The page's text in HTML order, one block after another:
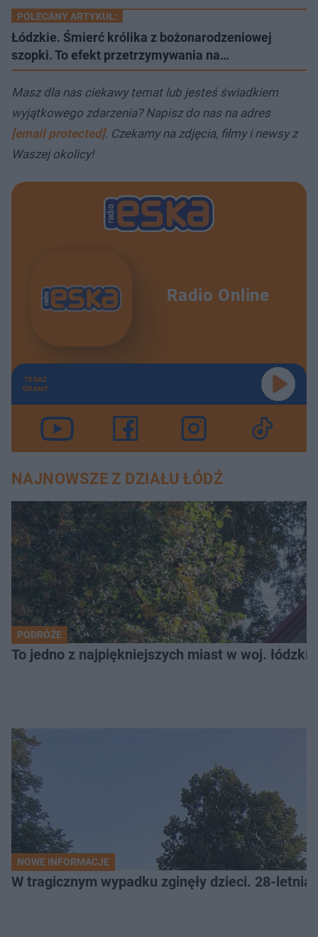
POLECANY ARTYKUŁ:
Łódzkie. Śmierć królika z bożonarodzeniowej
szopki. To efekt przetrzymywania na…
Masz dla nas ciekawy temat lub jesteś świadkiem
wyjątkowego zdarzenia? Napisz do nas na adres
[email protected]. Czekamy na zdjęcia, filmy i newsy z
Waszej okolicy!
Radio Online
TERAZ
GRAMY
NAJNOWSZE Z DZIAŁU ŁÓDŹ
PODRÓŻE
To jedno z najpiękniejszych miast w woj.
NOWE INFORMACJE
W tragicznym wypadku zginęły dzieci. 28-